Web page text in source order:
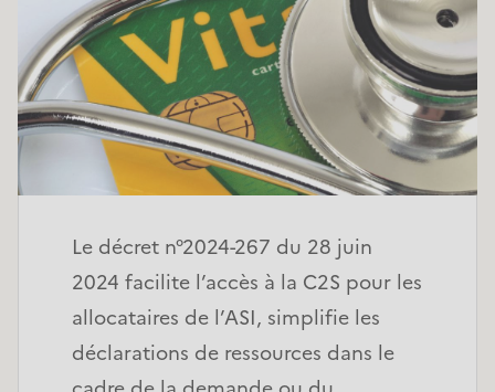
Le décret n°2024-267 du 28 juin
2024 facilite l’accès à la C2S pour les
allocataires de l’ASI, simplifie les
déclarations de ressources dans le